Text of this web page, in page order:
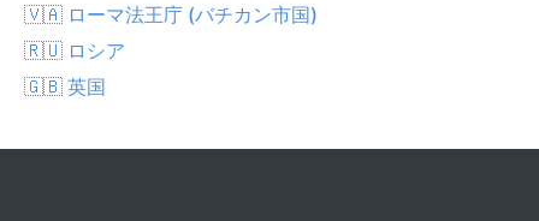
🇻🇦 ローマ法王庁 (バチカン市国)
🇷🇺 ロシア
🇬🇧 英国